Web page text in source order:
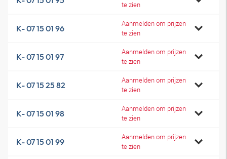
te zien
K- 07 15 01 96
Aanmelden om prijzen
te zien
K- 07 15 01 97
Aanmelden om prijzen
te zien
K- 07 15 25 82
Aanmelden om prijzen
te zien
K- 07 15 01 98
Aanmelden om prijzen
te zien
K- 07 15 01 99
Aanmelden om prijzen
te zien